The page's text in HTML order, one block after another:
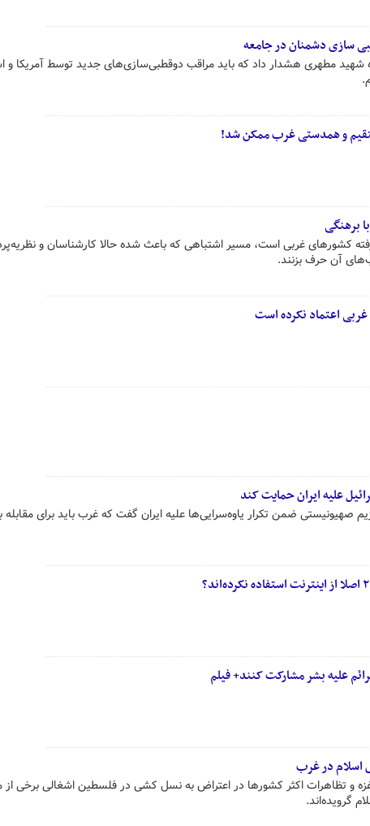
سازی دشمنان در جامعه
شهید مطهری هشدار داد که باید مراقب دوقطبی‌سازی‌های جدید توسط آمریکا و
و همدستی غرب ممکن شد!
برهنگی
کشورهای غربی است، مسیر اشتباهی که باعث شده حالا کارشناسان و
آن حرف بزنند.
اعتماد نکرده است
علیه ایران حمایت کند
ضمن تکرار یاوه‌سرایی‌ها علیه ایران گفت که غرب باید برای مقابله با
علیه بشر مشارکت کنند+ فیلم
اسلام در غرب
و تظاهرات اکثر کشورها در اعتراض به نسل کشی در فلسطین اشغالی برخی از
گرویده‌اند.